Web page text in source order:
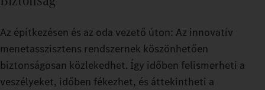
Az építkezésen és az oda vezető úton: Az innovatív
menetasszisztens rendszernek köszönhetően
biztonságosan közlekedhet. Így időben felismerheti a
veszélyeket, időben fékezhet, és áttekintheti a